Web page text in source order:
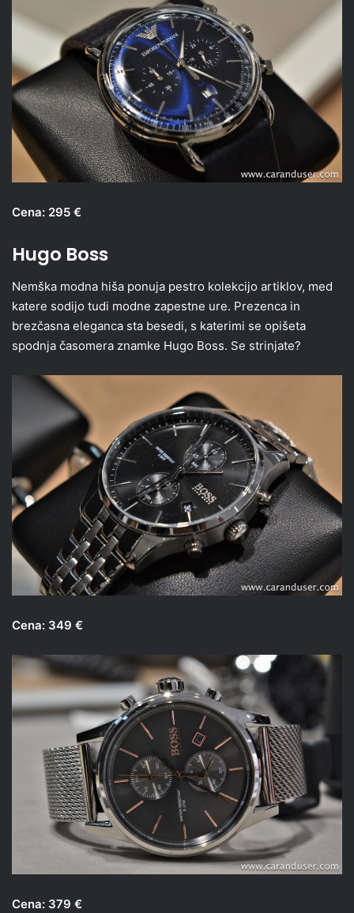
Cena: 295 €
Hugo Boss
Nemška modna hiša ponuja pestro kolekcijo artiklov, med
katere sodijo tudi modne zapestne ure. Prezenca in
brezčasna eleganca sta besedi, s katerimi se opišeta
spodnja časomera znamke Hugo Boss. Se strinjate?
Cena: 349 €
Cena: 379 €